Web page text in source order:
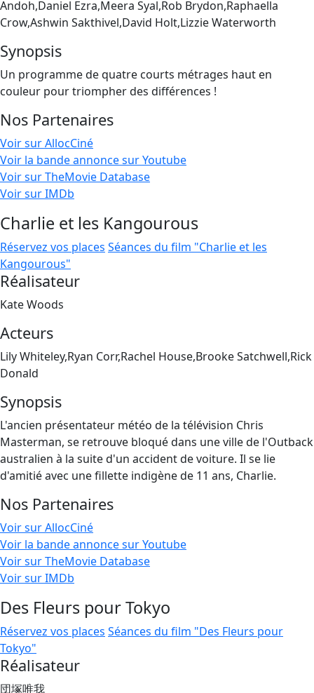
Andoh,Daniel Ezra,Meera Syal,Rob Brydon,Raphaella
Crow,Ashwin Sakthivel,David Holt,Lizzie Waterworth
Synopsis
Un programme de quatre courts métrages haut en
couleur pour triompher des différences !
Nos Partenaires
Voir sur AllocCiné
Voir la bande annonce sur Youtube
Voir sur TheMovie Database
Voir sur IMDb
Charlie et les Kangourous
Réservez vos places Séances du film "Charlie et les
Kangourous"
Réalisateur
Kate Woods
Acteurs
Lily Whiteley,Ryan Corr,Rachel House,Brooke Satchwell,Rick
Donald
Synopsis
L'ancien présentateur météo de la télévision Chris
Masterman, se retrouve bloqué dans une ville de l'Outback
australien à la suite d'un accident de voiture. Il se lie
d'amitié avec une fillette indigène de 11 ans, Charlie.
Nos Partenaires
Voir sur AllocCiné
Voir la bande annonce sur Youtube
Voir sur TheMovie Database
Voir sur IMDb
Des Fleurs pour Tokyo
Réservez vos places Séances du film "Des Fleurs pour
Tokyo"
Réalisateur
団塚唯我